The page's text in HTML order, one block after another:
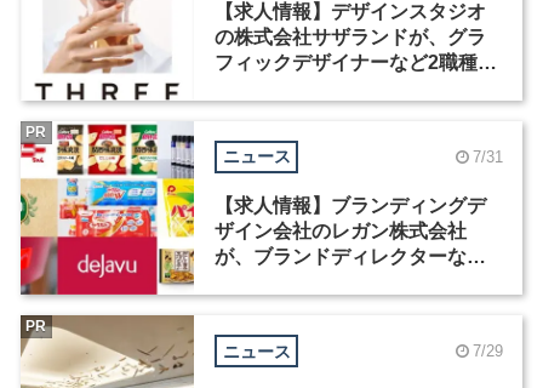
【求人情報】デザインスタジオ
の株式会社サザランドが、グラ
フィックデザイナーなど2職種を
ニュース 7/31
【求人情報】ブランディングデ
ザイン会社のレガン株式会社
が、ブランドディレクターなど3
PR
ニュース 7/29
PR